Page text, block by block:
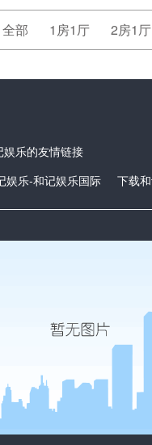
全部 1房1厅 2房1厅
娱乐的友情链接
娱乐-和记娱乐国际
下载